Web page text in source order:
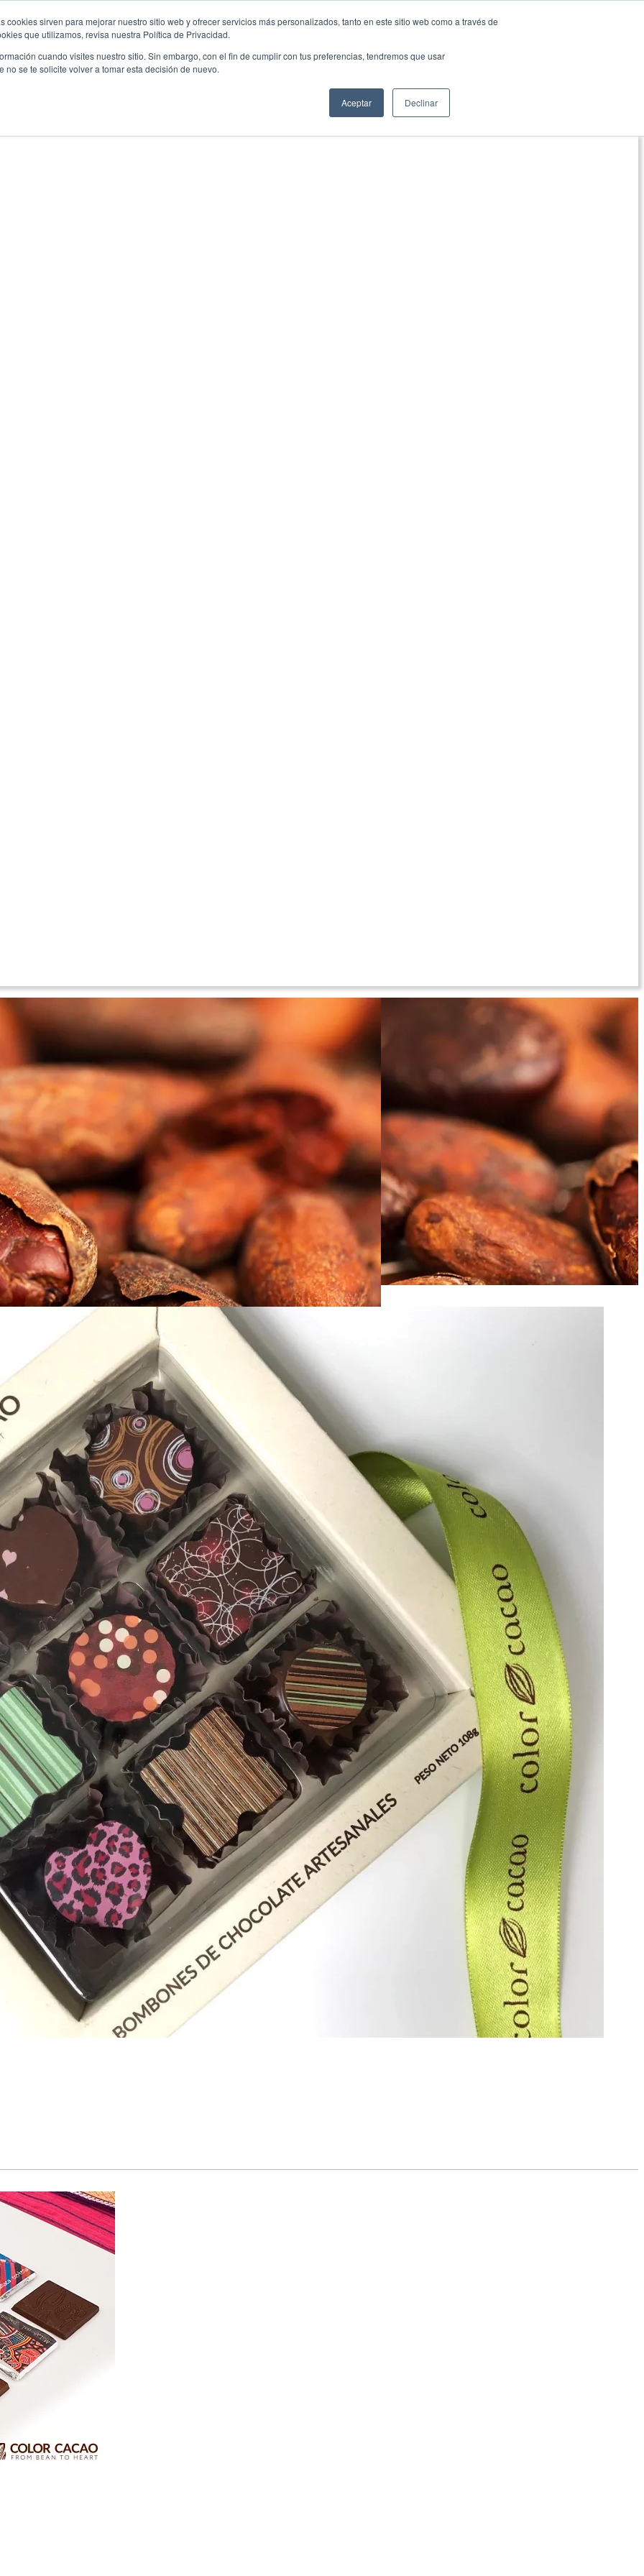
cookies sirven para mejorar nuestro sitio web y ofrecer servicios más personalizados, tanto en este sitio web como a través de
que utilizamos, revisa nuestra Política de Privacidad.
cuando visites nuestro sitio. Sin embargo, con el fin de cumplir con tus preferencias, tendremos que usar
se te solicite volver a tomar esta decisión de nuevo.
Aceptar Declinar